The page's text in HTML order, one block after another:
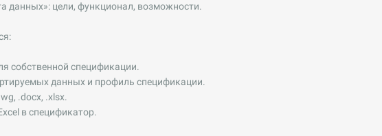
данных»: цели, функционал, возможности.
собственной спецификации.
данных и профиль спецификации.
.docx, .xlsx.
в спецификатор.